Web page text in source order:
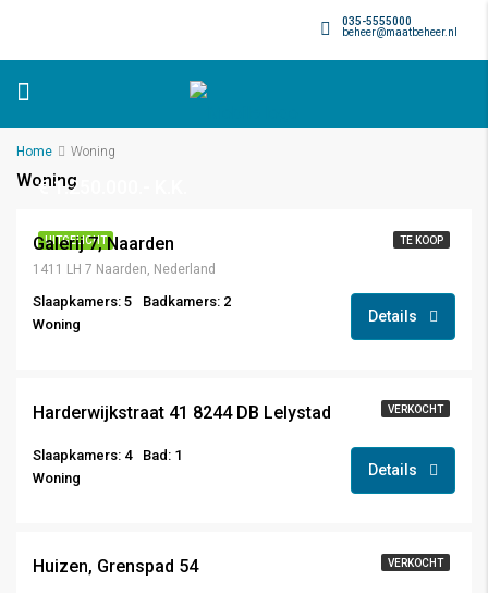
035-5555000
beheer@maatbeheer.nl
Home Woning
Woning
UITGELICHT TE KOOP
€ 1.250.000.- K.K.
Galerij 7, Naarden
1411 LH 7 Naarden, Nederland
Slaapkamers: 5
Badkamers: 2
Woning
Details
VERKOCHT
Harderwijkstraat 41 8244 DB Lelystad
Slaapkamers: 4
Bad: 1
Woning
Details
VERKOCHT
Huizen, Grenspad 54